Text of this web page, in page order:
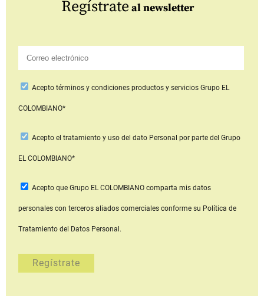
Regístrate al newsletter
Aceptotérminos y condiciones productos y serviciosGrupo EL
COLOMBIANO*
Acepto el tratamiento y uso del dato Personal por parte del Grupo
EL COLOMBIANO*
Acepto que Grupo EL COLOMBIANOcomparta mis datos
personales con terceros aliados comerciales conforme su Política de
Tratamiento del Datos Personal.